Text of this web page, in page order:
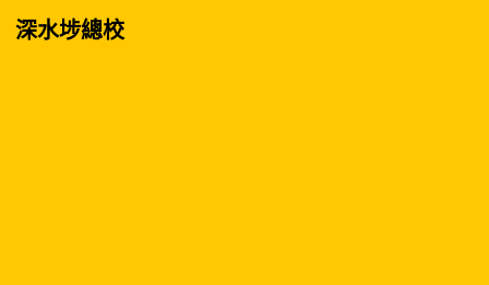
深水埗總校